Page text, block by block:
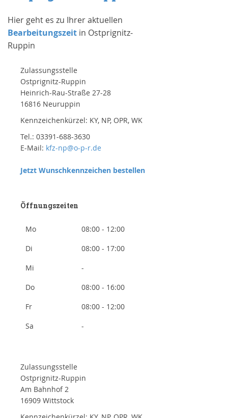
Hier geht es zu Ihrer aktuellen
Bearbeitungszeit in Ostprignitz-
Ruppin
Zulassungsstelle
Ostprignitz-Ruppin
Heinrich-Rau-Straße 27-28
16816 Neuruppin
Kennzeichenkürzel: KY, NP, OPR, WK
Tel.: 03391-688-3630
E-Mail: kfz-np@o-p-r.de
Jetzt Wunschkennzeichen bestellen
Öffnungszeiten
Mo
08:00 - 12:00
Di
08:00 - 17:00
Mi
-
Do
08:00 - 16:00
Fr
08:00 - 12:00
Sa
-
Zulassungsstelle
Ostprignitz-Ruppin
Am Bahnhof 2
16909 Wittstock